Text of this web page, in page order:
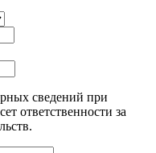
сведений при
ответственности за